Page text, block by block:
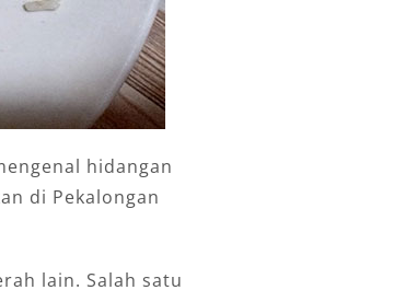
hidangan
di Pekalongan
lain. Salah satu